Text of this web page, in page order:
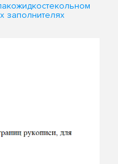
заполнителях